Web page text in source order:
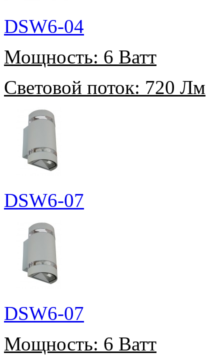
DSW6-04
Мощность: 6 Ватт
Световой поток: 720 Лм
DSW6-07
DSW6-07
Мощность: 6 Ватт